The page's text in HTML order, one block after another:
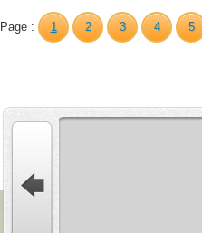
Page : 1 2 3 4 5